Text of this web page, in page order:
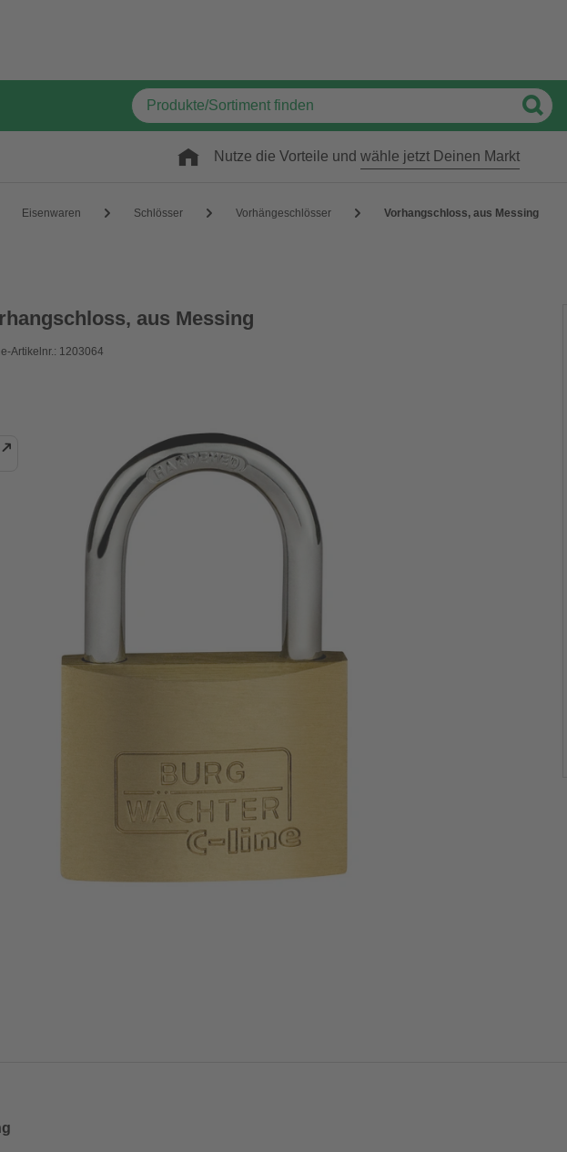
Nutze die Vorteile und wähle jetzt Deinen Markt
Eisenwaren Schlösser Vorhängeschlösser Vorhangschloss, aus Messing
aus Messing
Artikelnr.: 1203064